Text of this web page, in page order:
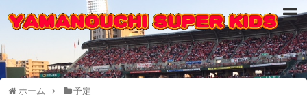
ホーム 予定